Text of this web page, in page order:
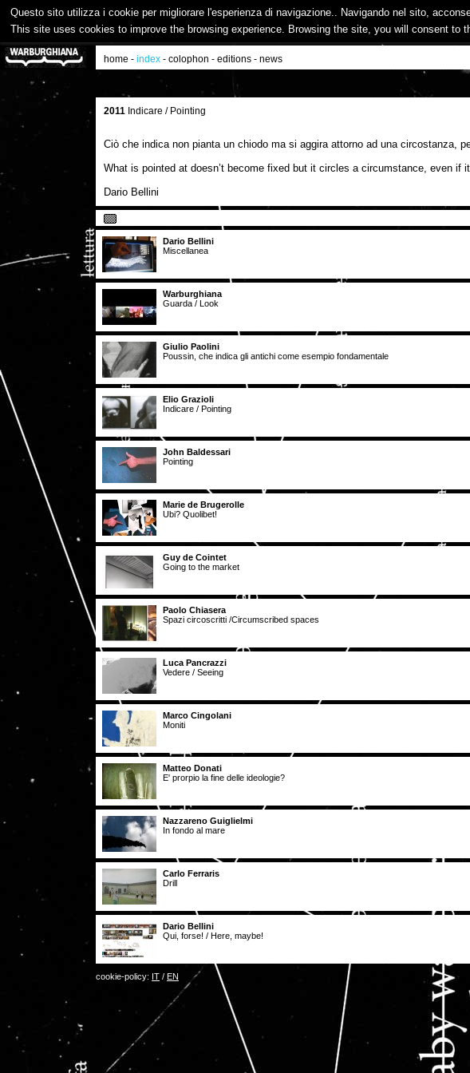
Questo sito utilizza i cookie per migliorare l'esperienza di navigazione.. Navigando nel sito,
This site uses cookies to improve the browsing experience. Browsing the site, you will consent
home - index - colophon - editions - news
2011 Indicare / Pointing
Ciò che indica non pianta un chiodo ma si aggira attorno ad una circostanza,
What is pointed at doesn’t become fixed but it circles a circumstance, even if
Dario Bellini
Dario Bellini
Miscellanea
Warburghiana
Guarda / Look
Giulio Paolini
Poussin, che indica gli antichi come esempio fondamentale
Elio Grazioli
Indicare / Pointing
John Baldessari
Pointing
Marie de Brugerolle
Ubi? Quolibet!
Guy de Cointet
Going to the market
Paolo Chiasera
Spazi circoscritti /Circumscribed spaces
Luca Pancrazzi
Vedere / Seeing
Marco Cingolani
Moniti
Matteo Donati
E' prorpio la fine delle ideologie?
Nazzareno Guiglielmi
In fondo al mare
Carlo Ferraris
Drill
Dario Bellini
Qui, forse! / Here, maybe!
cookie-policy: IT / EN